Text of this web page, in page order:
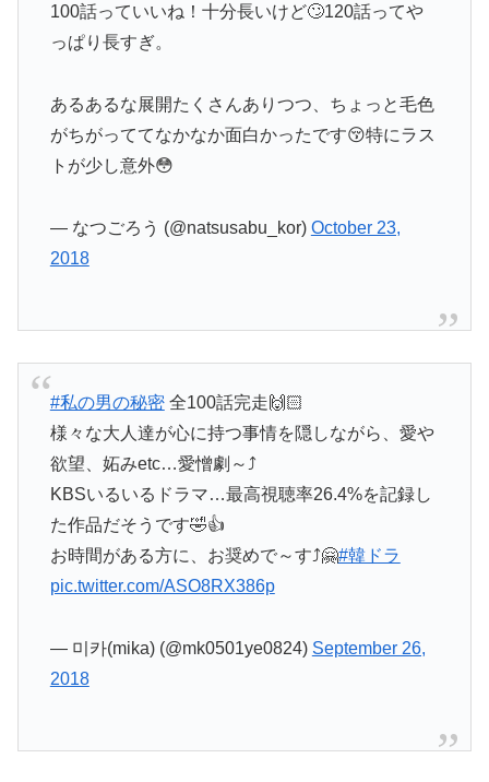
100話っていいね！十分長いけど🙄120話ってや
っぱり長すぎ。
あるあるな展開たくさんありつつ、ちょっと毛色
がちがっててなかなか面白かったです😚特にラス
トが少し意外😳
— なつごろう (@natsusabu_kor) October 23,
2018
#私の男の秘密全100話完走🙌🏻
様々な大人達が心に持つ事情を隠しながら、愛や
欲望、妬みetc…愛憎劇～⤴
KBSいるいるドラマ…最高視聴率26.4%を記録し
た作品だそうです🤣👍
お時間がある方に、お奨めで～す⤴🤗#韓ドラ
pic.twitter.com/ASO8RX386p
— 미카(mika) (@mk0501ye0824) September 26,
2018